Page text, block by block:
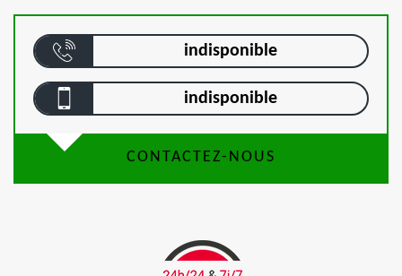
indisponible
indisponible
CONTACTEZ-NOUS